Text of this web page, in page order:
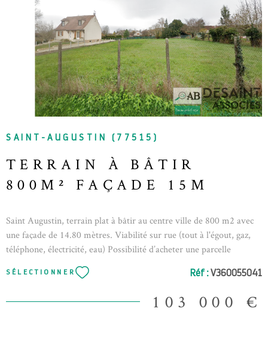
SAINT-AUGUSTIN (77515)
TERRAIN À BÂTIR
800M² FAÇADE 15M
Saint Augustin, terrain plat à bâtir au centre ville de 800 m2 avec
une façade de 14.80 mètres. Viabilité sur rue (tout à l'égout, gaz,
téléphone, électricité, eau) Possibilité d’acheter une parcelle
attenante total 1600m² Honoraires d'agence à la charge du vendeur
ERP disponible sur Géorisque.fr
SÉLECTIONNER Réf :V360055041
103 000 €
VOIR LE BIEN